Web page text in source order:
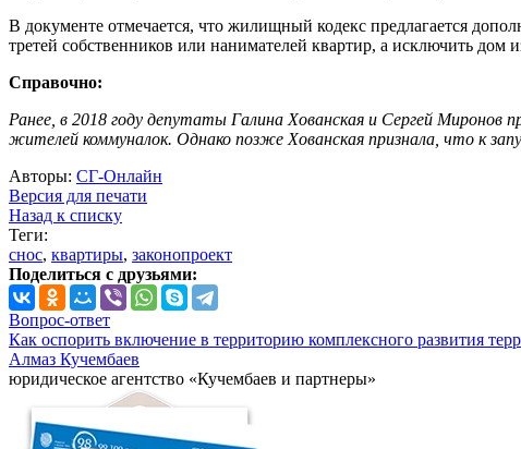
В документе отмечается, что жилищный кодекс предлагается
третей собственников или нанимателей квартир, а исключить
Справочно:
Ранее, в 2018 году депутаты Галина Хованская и Сергей Миронов
жителей коммуналок. Однако позже Хованская признала, что к
Авторы: СГ-Онлайн
Версия для печати
Назад к списку
Теги:
снос, квартиры, законопроект
Поделиться с друзьями:
Вопрос-ответ
Как оспорить включение в территорию комплексного развития
Алмаз Кучембаев
юридическое агентство «Кучембаев и партнеры»